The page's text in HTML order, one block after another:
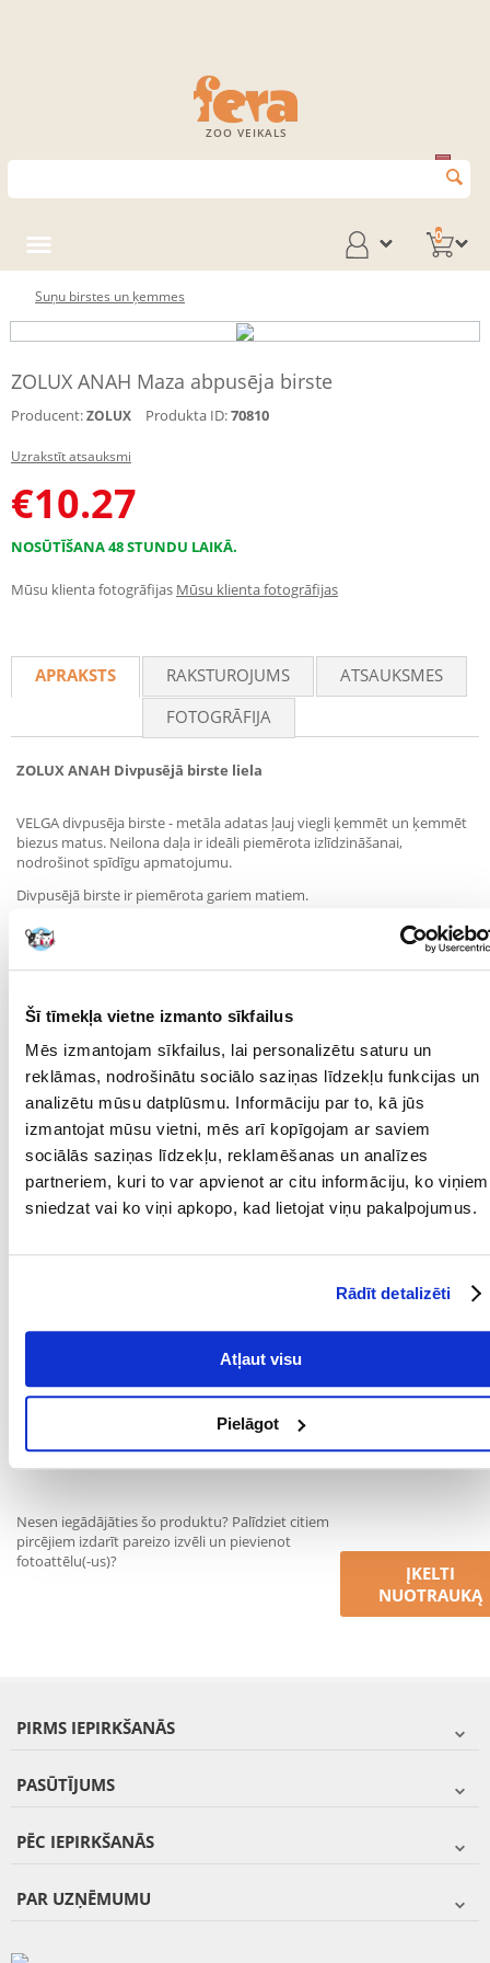
Šī tīmekļa vietne izmanto sīkfailus
Mēs izmantojam sīkfailus, lai personalizētu saturu un
reklāmas, nodrošinātu sociālo saziņas līdzekļu funkcijas un
analizētu mūsu datplūsmu. Informāciju par to, kā jūs
izmantojat mūsu vietni, mēs arī kopīgojam ar saviem
sociālās saziņas līdzekļu, reklamēšanas un analīzes
partneriem, kuri to var apvienot ar citu informāciju, ko viņiem
sniedzat vai ko viņi apkopo, kad lietojat viņu pakalpojumus.
Rādīt detalizēti
Atļaut visu
Pielāgot
ZOO VEIKALS
0
Suņu birstes un ķemmes
ZOLUX ANAH Maza abpusēja birste
Producent:ZOLUX Produkta ID:70810
Uzrakstīt atsauksmi
€10.27
NOSŪTĪŠANA 48 STUNDU LAIKĀ.
Mūsu klienta fotogrāfijas Mūsu klienta fotogrāfijas
APRAKSTS RAKSTUROJUMS
ATSAUKSMES
FOTOGRĀFIJA
ZOLUX ANAH Divpusējā birste liela
VELGA divpusēja birste - metāla adatas ļauj viegli ķemmēt un ķemmēt
biezus matus. Neilona daļa ir ideāli piemērota izlīdzināšanai,
nodrošinot spīdīgu apmatojumu.
Divpusējā birste ir piemērota gariem matiem.
Izstrādājuma izmēri: 70 x 57 x 232 mm
Parametri
PRODUCENT: ZOLUX
Kādi ir produktu vērtēšanas noteikumi?
Tikai reģistrēti FERA24.LV klienti, kuri ir iegādājušies produktu,
var dot tai vērtējumu. Ar zvaigznītēm norādītais vērtējums ir
vidējais no visiem vērtējumiem. Pēc atsauksmju apstrādes mēs
publicēsim gan pozitīvus, gan negatīvus vērtējumus.
Atsauksmes
Atsauksmes nav atrastas
UZRAKSTĪT ATSAUKSMI
Nesen iegādājāties šo produktu? Palīdziet citiem
pircējiem izdarīt pareizo izvēli un pievienot
fotoattēlu(-us)?
ĮKELTI
NUOTRAUKĄ
PIRMS IEPIRKŠANĀS
PASŪTĪJUMS
PĒC IEPIRKŠANĀS
PAR UZŅĒMUMU